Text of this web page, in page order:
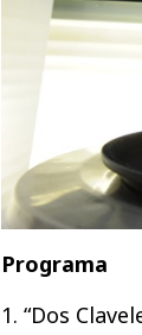
Programa
1. “Dos